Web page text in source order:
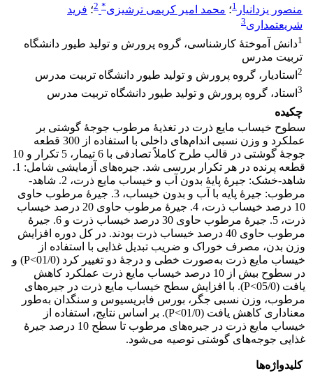
منصور یزدانیار 1؛ محمد امیر کریمی ترشیزی*
2؛ فرید
شریعتمداری3
1دانش آموختۀ کارشناسی، گروه پرورش و تولید طیور دانشگاه
تربیت مدرس
2 استادیار، گروه پرورش و تولید طیور دانشگاه تربیت مدرس
3 استاد، گروه پرورش و تولید طیور دانشگاه تربیت مدرس
چکیده
سطوح خیساب مایع ذرت در تغذیۀ مرطوب جوجۀ ‌گوشتی بر
عملکرد و وزن نسبی اندام‌های داخلی با استفاده از 300 قطعه
جوجۀ ‌گوشتی در قالب طرح کاملاً تصادفی با 6 تیمار، 5 تکرار و 10
قطعه پرنده در هر تکرار بررسی شد. جیره‌های آزمایشی شامل: 1.
شاهد-خشک: جیرۀ پایۀ بدون آب و خیساب مایع ذرت، 2. شاهد-
مرطوب: جیرۀ پایه با آب و بدون خیساب، 3. جیرۀ مرطوب حاوی
10 درصد خیساب ذرت، 4. جیرۀ مرطوب حاوی 20 درصد خیساب
ذرت، 5. جیرۀ مرطوب حاوی 30 درصد خیساب ذرت و 6. جیرۀ
مرطوب حاوی 40 درصد خیساب ذرت بودند. در کل دوره افزایش
وزن بدن، مصرف خوراک و ضریب تبدیل غذایی با استفاده از
خیساب مایع ذرت به‌صورت خطی و درجۀ دو تغییر کرد (01/0>P) و
در سطوح بیش از 10 درصد خیساب مایع ذرت عملکرد کاهش
یافت (05/0>P). با افزایش سطح خیساب مایع ذرت در جیره‌های
مرطوب، وزن نسبی جگر، بورس فابریسیوس و سنگدان به‌طور
معناداری کاهش یافت (01/0>P). بر اساس نتایج، استفاده از
خیساب مایع ذرت در جیره‌های مرطوب تا سطح 10 درصد جیرۀ
غذایی جوجه‌های گوشتی توصیه می‌شود.
کلیدواژه‌ها